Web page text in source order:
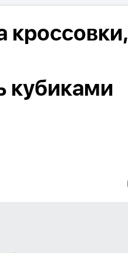
кроссовки,
кубиками